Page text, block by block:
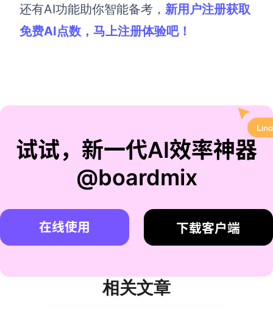
还有AI功能助你智能备考， 新用户注册获取
免费AI点数， 马上注册体验吧！
试试，新一代AI效率神器
@boardmix
在线使用 下载客户端
相关文章